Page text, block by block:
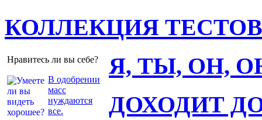
КОЛЛЕКЦИЯ ТЕСТОВ
Нравитесь ли вы себе?
В одобрении
масс
нуждаются
все.
Я, ТЫ, ОН,
ДОХОДИТ